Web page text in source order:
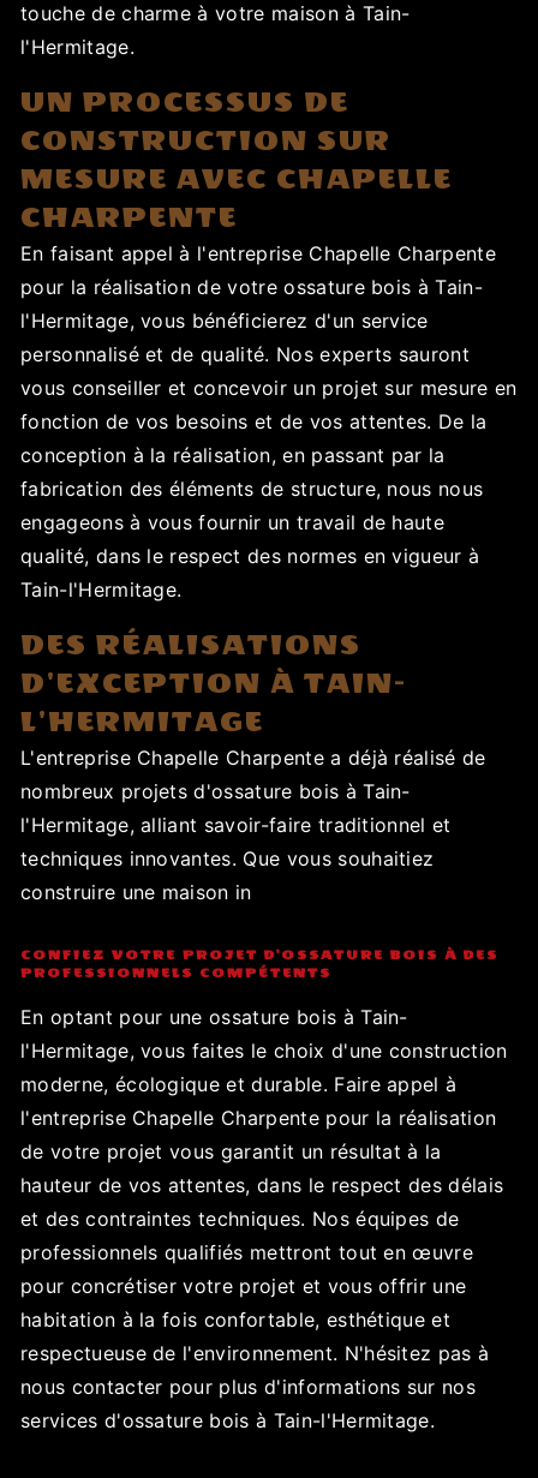
touche de charme à votre maison à Tain-
l'Hermitage.
UN PROCESSUS DE
CONSTRUCTION SUR
MESURE AVEC CHAPELLE
CHARPENTE
En faisant appel à l'entreprise Chapelle Charpente
pour la réalisation de votre ossature bois à Tain-
l'Hermitage, vous bénéficierez d'un service
personnalisé et de qualité. Nos experts sauront
vous conseiller et concevoir un projet sur mesure en
fonction de vos besoins et de vos attentes. De la
conception à la réalisation, en passant par la
fabrication des éléments de structure, nous nous
engageons à vous fournir un travail de haute
qualité, dans le respect des normes en vigueur à
Tain-l'Hermitage.
DES RÉALISATIONS
D'EXCEPTION À TAIN-
L'HERMITAGE
L'entreprise Chapelle Charpente a déjà réalisé de
nombreux projets d'ossature bois à Tain-
l'Hermitage, alliant savoir-faire traditionnel et
techniques innovantes. Que vous souhaitiez
construire une maison in
CONFIEZ VOTRE PROJET D'OSSATURE BOIS À DES
PROFESSIONNELS COMPÉTENTS
En optant pour une ossature bois à Tain-
l'Hermitage, vous faites le choix d'une construction
moderne, écologique et durable. Faire appel à
l'entreprise Chapelle Charpente pour la réalisation
de votre projet vous garantit un résultat à la
hauteur de vos attentes, dans le respect des délais
et des contraintes techniques. Nos équipes de
professionnels qualifiés mettront tout en œuvre
pour concrétiser votre projet et vous offrir une
habitation à la fois confortable, esthétique et
respectueuse de l'environnement. N'hésitez pas à
nous contacter pour plus d'informations sur nos
services d'ossature bois à Tain-l'Hermitage.